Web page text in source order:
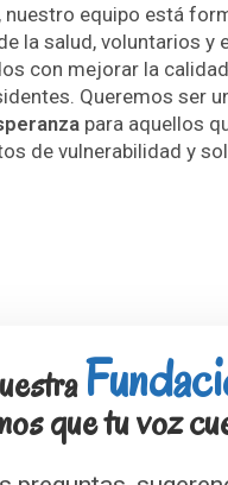
nuestro equipo está
la salud, voluntarios y
con mejorar la
Queremos ser
para aquellos
de vulnerabilidad y
que tu voz